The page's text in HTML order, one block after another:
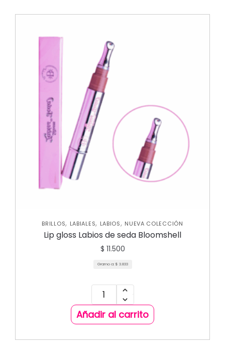
BRILLOS, LABIALES, LABIOS, NUEVA COLECCIÓN
Lip gloss Labios de seda Bloomshell
$ 11.500
Gramo a: $ 3.833
Añadir al carrito